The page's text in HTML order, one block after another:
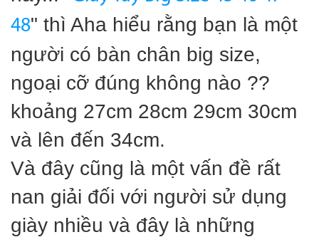
48" thì Aha hiểu rằng bạn là một
người có bàn chân big size,
ngoại cỡ đúng không nào ??
khoảng 27cm 28cm 29cm 30cm
và lên đến 34cm.
Và đây cũng là một vấn đề rất
nan giải đối với người sử dụng
giày nhiều và đây là những